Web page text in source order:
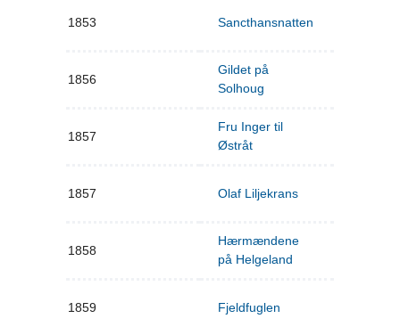
1853 Sancthansnatten
1856
Gildet på
Solhoug
1857
Fru Inger til
Østråt
1857 Olaf Liljekrans
1858
Hærmændene
på Helgeland
1859 Fjeldfuglen